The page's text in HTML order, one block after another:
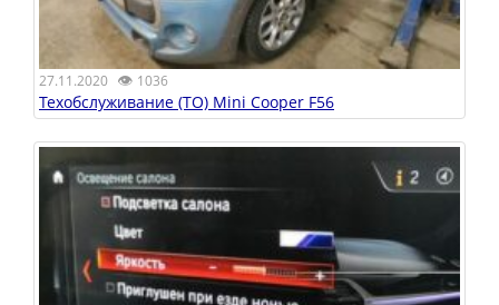
27.11.2020 👁 1036
Техобслуживание (ТО) Mini Cooper F56